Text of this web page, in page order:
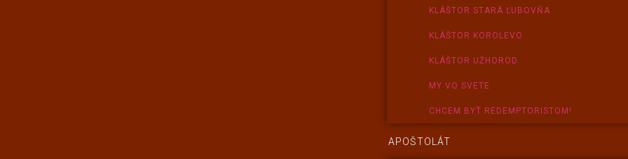
KLÁŠTOR STARÁ ĽUBOVŇA
KLÁŠTOR KOROLEVO
KLÁŠTOR UŽHOROD
MY VO SVETE
CHCEM BYŤ REDEMPTORISTOM!
APOŠTOLÁT